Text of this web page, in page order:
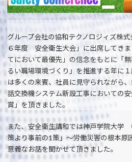
グループ会社の協和テクノロジィズ株
６年度 安全衛生大会」に出席してき
てにおいて最優先」の信念をもとに「
るい職場環境づくり」を推進する年に
は多くの来賓、社員に見守られながら
話交換機システム新設工事においての
賞」を頂きました。
また、安全衛生講和では神戸学院大学
策より事前の1策」～労働災害の根本原
意義なお話を聞かせて頂きました。